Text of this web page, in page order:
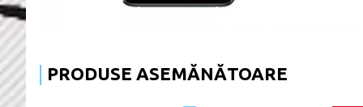
PRODUSE ASEMĂNĂTOARE